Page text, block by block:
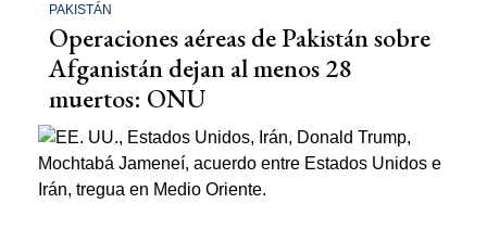
PAKISTÁN
Operaciones aéreas de Pakistán sobre
Afganistán dejan al menos 28
muertos: ONU